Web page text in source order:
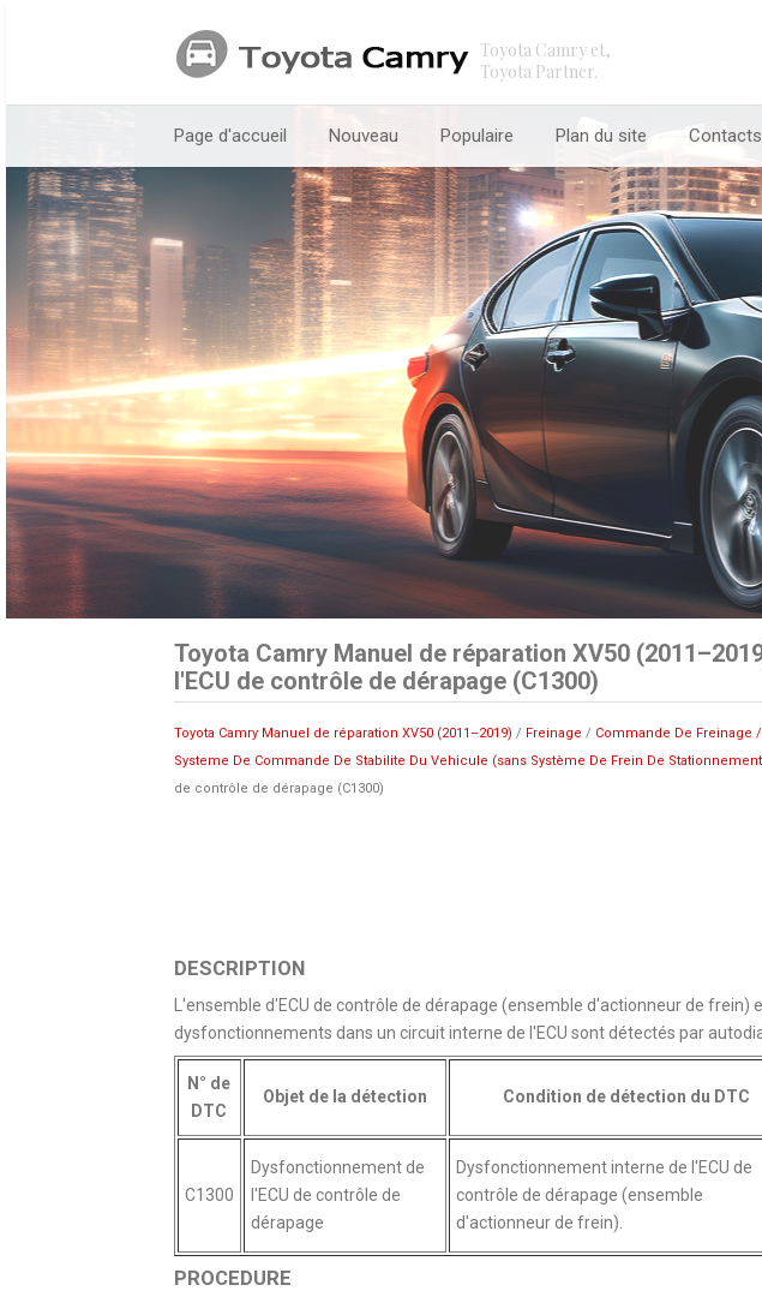
Toyota Camry et,
Toyota Partner.
Page d'accueil Nouveau Populaire Plan du site Contacts
Toyota Camry Manuel de réparation XV50
l'ECU de contrôle de dérapage (C1300)
Toyota Camry Manuel de réparation XV50 (2011–2019) / Freinage / Commande De Freinage
Systeme De Commande De Stabilite Du Vehicule (sans Système De Frein De
de contrôle de dérapage (C1300)
DESCRIPTION
L'ensemble d'ECU de contrôle de dérapage (ensemble d'actionneur de frein)
dysfonctionnements dans un circuit interne de l'ECU sont détectés par
N° de
DTC
Objet de la détection Condition de détection du DTC
C1300
Dysfonctionnement de
l'ECU de contrôle de
dérapage
Dysfonctionnement interne de l'ECU de
contrôle de dérapage (ensemble
d'actionneur de frein).
PROCEDURE